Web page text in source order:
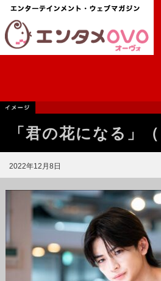
「君の花になる」
2022年12月8日